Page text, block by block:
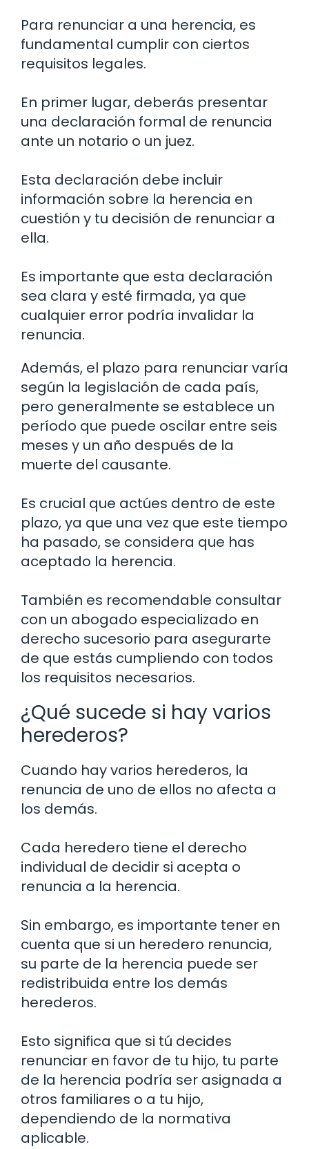
Para renunciar a una herencia, es
fundamental cumplir con ciertos
requisitos legales.
En primer lugar, deberás presentar
una declaración formal de renuncia
ante un notario o un juez.
Esta declaración debe incluir
información sobre la herencia en
cuestión y tu decisión de renunciar a
ella.
Es importante que esta declaración
sea clara y esté firmada, ya que
cualquier error podría invalidar la
renuncia.
Además, el plazo para renunciar varía
según la legislación de cada país,
pero generalmente se establece un
período que puede oscilar entre seis
meses y un año después de la
muerte del causante.
Es crucial que actúes dentro de este
plazo, ya que una vez que este tiempo
ha pasado, se considera que has
aceptado la herencia.
También es recomendable consultar
con un abogado especializado en
derecho sucesorio para asegurarte
de que estás cumpliendo con todos
los requisitos necesarios.
¿Qué sucede si hay varios
herederos?
Cuando hay varios herederos, la
renuncia de uno de ellos no afecta a
los demás.
Cada heredero tiene el derecho
individual de decidir si acepta o
renuncia a la herencia.
Sin embargo, es importante tener en
cuenta que si un heredero renuncia,
su parte de la herencia puede ser
redistribuida entre los demás
herederos.
Esto significa que si tú decides
renunciar en favor de tu hijo, tu parte
de la herencia podría ser asignada a
otros familiares o a tu hijo,
dependiendo de la normativa
aplicable.